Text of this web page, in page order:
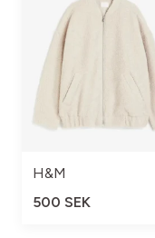
H&M
500 SEK